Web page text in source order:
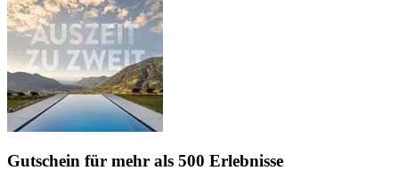
Gutschein für mehr als 500 Erlebnisse